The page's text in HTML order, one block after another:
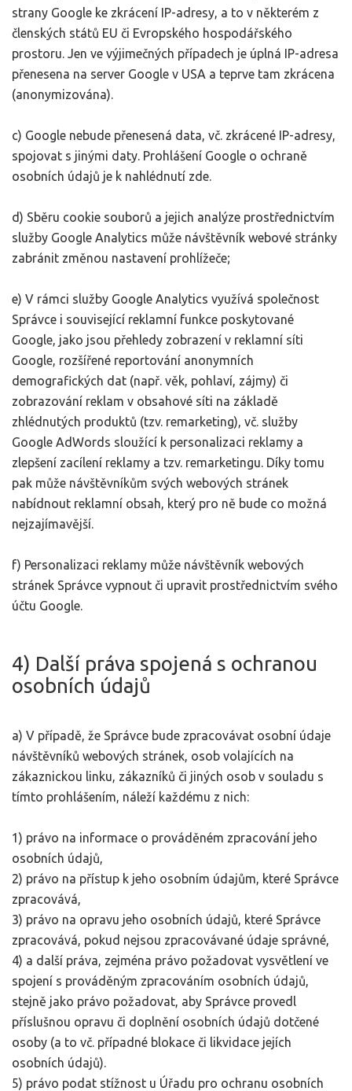
strany Google ke zkrácení IP-adresy, a to v některém z
členských států EU či Evropského hospodářského
prostoru. Jen ve výjimečných případech je úplná IP-adresa
přenesena na server Google v USA a teprve tam zkrácena
(anonymizována).
c) Google nebude přenesená data, vč. zkrácené IP-adresy,
spojovat s jinými daty. Prohlášení Google o ochraně
osobních údajů je k nahlédnutí zde.
d) Sběru cookie souborů a jejich analýze prostřednictvím
služby Google Analytics může návštěvník webové stránky
zabránit změnou nastavení prohlížeče;
e) V rámci služby Google Analytics využívá společnost
Správce i související reklamní funkce poskytované
Google, jako jsou přehledy zobrazení v reklamní síti
Google, rozšířené reportování anonymních
demografických dat (např. věk, pohlaví, zájmy) či
zobrazování reklam v obsahové síti na základě
zhlédnutých produktů (tzv. remarketing), vč. služby
Google AdWords sloužící k personalizaci reklamy a
zlepšení zacílení reklamy a tzv. remarketingu. Díky tomu
pak může návštěvníkům svých webových stránek
nabídnout reklamní obsah, který pro ně bude co možná
nejzajímavější.
f) Personalizaci reklamy může návštěvník webových
stránek Správce vypnout či upravit prostřednictvím svého
účtu Google.
4) Další práva spojená s ochranou
osobních údajů
a) V případě, že Správce bude zpracovávat osobní údaje
návštěvníků webových stránek, osob volajících na
zákaznickou linku, zákazníků či jiných osob v souladu s
tímto prohlášením, náleží každému z nich:
1) právo na informace o prováděném zpracování jeho
osobních údajů,
2) právo na přístup k jeho osobním údajům, které Správce
zpracovává,
3) právo na opravu jeho osobních údajů, které Správce
zpracovává, pokud nejsou zpracovávané údaje správné,
4) a další práva, zejména právo požadovat vysvětlení ve
spojení s prováděným zpracováním osobních údajů,
stejně jako právo požadovat, aby Správce provedl
příslušnou opravu či doplnění osobních údajů dotčené
osoby (a to vč. případné blokace či likvidace jejích
osobních údajů).
5) právo podat stížnost u Úřadu pro ochranu osobních